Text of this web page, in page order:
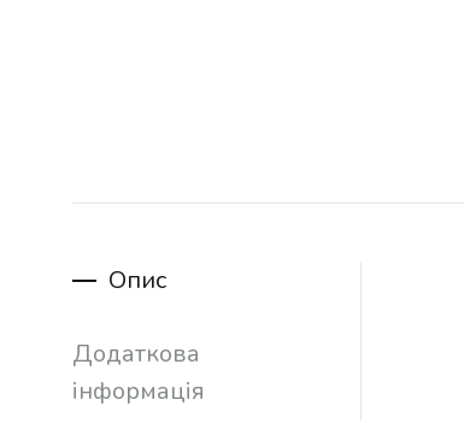
Опис
Додаткова
інформація